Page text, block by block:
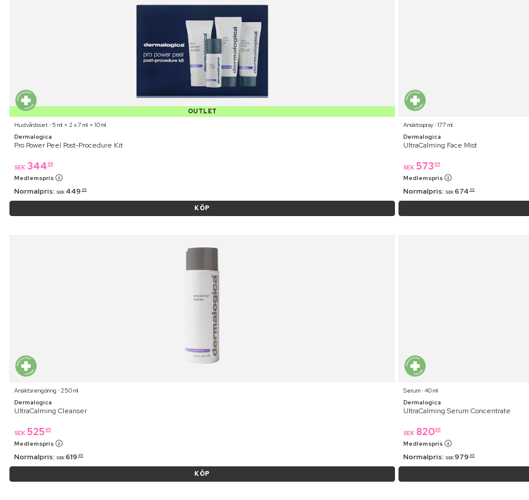
OUTLET
Hudvårdsset ⋅ 5 ml + 2 x 7 ml + 10 ml
Dermalogica
Pro Power Peel Post-Procedure Kit
SEK 344 95
Medlemspris
Normalpris: SEK 449 95
KÖP
Ansiktsspray ⋅ 177 ml
Dermalogica
UltraCalming Face Mist
SEK 573 95
Medlemspris
Normalpris: SEK 674 95
Ansiktsrengöring ⋅ 250 ml
Dermalogica
UltraCalming Cleanser
SEK 525 95
Medlemspris
Normalpris: SEK 619 95
KÖP
Serum ⋅ 40 ml
Dermalogica
UltraCalming Serum Concentrate
SEK 82095
Medlemspris
Normalpris: SEK 979 95